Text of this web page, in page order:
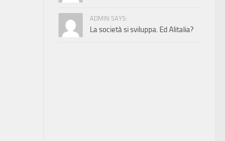
ADMIN SAYS:
La società si sviluppa. Ed Alitalia?